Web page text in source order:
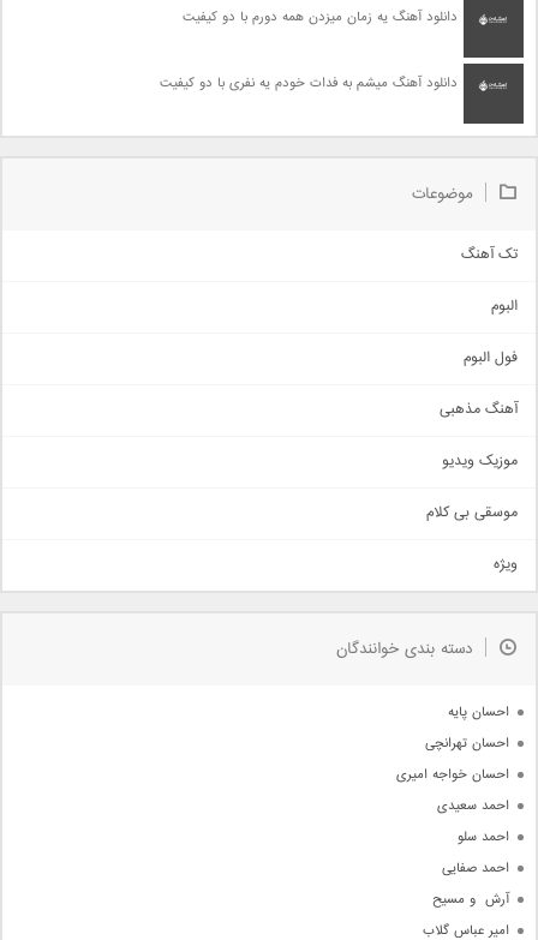
دانلود آهنگ یه زمان میزدن همه دورم با دو کیفیت
دانلود آهنگ میشم به فدات خودم یه نفری با دو کیفیت
موضوعات
تک آهنگ
اجتماعی
حماسی
سنتی
اهنگ بندرعباسی
دمو
مذهبی
جدیدترین ها
البوم
فول البوم
آهنگ مذهبی
موزیک ویدیو
موسقی بی کلام
ویژه
دسته بندی خوانندگان
احسان پایه
احسان تهرانچی
احسان خواجه امیری
احمد سعیدی
احمد سلو
احمد صفایی
آرش  و مسیح
امیر عباس گلاب